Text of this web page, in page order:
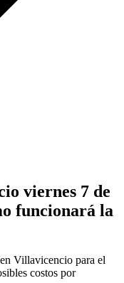
viernes 7 de
funcionará la
Villavicencio para el
costos por